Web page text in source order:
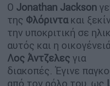
Ο Jonathan Jackson
της Φλόριντακαι
την υποκριτική σε
αυτός και η
Λος Άντζελες για
διακοπές. Έγινε
από τον ρόλο του, ως